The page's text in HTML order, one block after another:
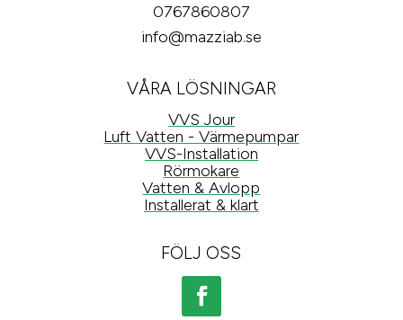
0767860807
info@mazziab.se
VÅRA LÖSNINGAR
VVS Jour
Luft Vatten - Värmepumpar
VVS-Installation
Rörmokare
Vatten & Avlopp
Installerat & klart
FÖLJ OSS